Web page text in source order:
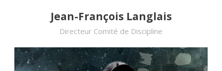
Jean-François Langlais
Directeur Comité de Discipline